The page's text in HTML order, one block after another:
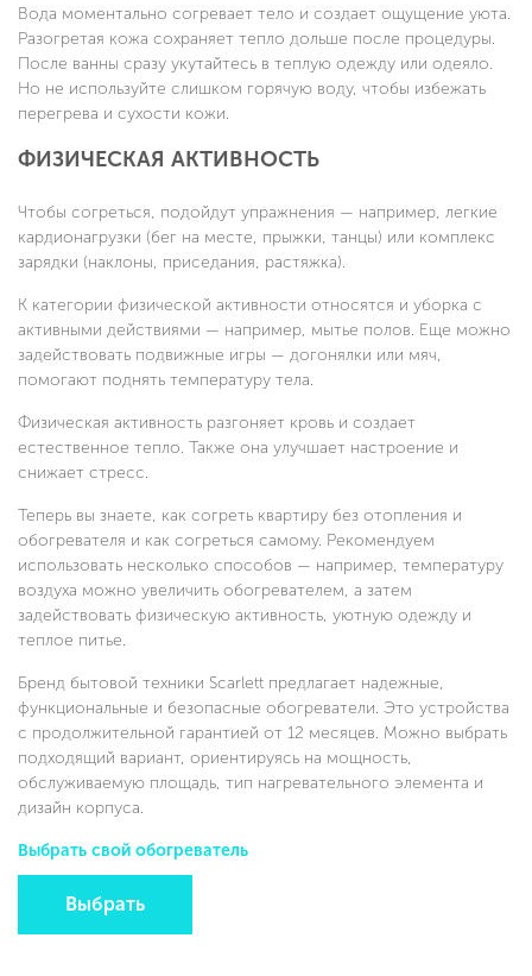
Вода моментально согревает тело и создает ощущение уюта.
Разогретая кожа сохраняет тепло дольше после процедуры.
После ванны сразу укутайтесь в теплую одежду или одеяло.
Но не используйте слишком горячую воду, чтобы избежать
перегрева и сухости кожи.
ФИЗИЧЕСКАЯ АКТИВНОСТЬ
Чтобы согреться, подойдут упражнения — например, легкие
кардионагрузки (бег на месте, прыжки, танцы) или комплекс
зарядки (наклоны, приседания, растяжка).
К категории физической активности относятся и уборка с
активными действиями — например, мытье полов. Еще можно
задействовать подвижные игры — догонялки или мяч,
помогают поднять температуру тела.
Физическая активность разгоняет кровь и создает
естественное тепло. Также она улучшает настроение и
снижает стресс.
Теперь вы знаете, как согреть квартиру без отопления и
обогревателя и как согреться самому. Рекомендуем
использовать несколько способов — например, температуру
воздуха можно увеличить обогревателем, а затем
задействовать физическую активность, уютную одежду и
теплое питье.
Бренд бытовой техники Scarlett предлагает надежные,
функциональные и безопасные обогреватели. Это устройства
с продолжительной гарантией от 12 месяцев. Можно выбрать
подходящий вариант, ориентируясь на мощность,
обслуживаемую площадь, тип нагревательного элемента и
дизайн корпуса.
Выбрать свой обогреватель
Выбрать